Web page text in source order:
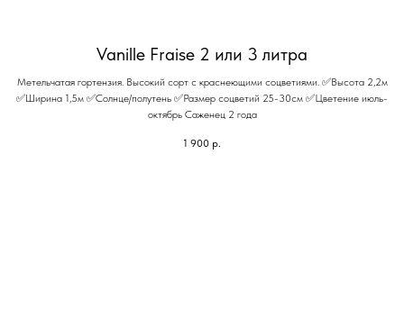
Vanille Fraise 2 или 3 литра
Метельчатая гортензия. Высокий сорт с краснеющими соцветиями. ✅Высота 2,2м
✅Ширина 1,5м ✅Солнце/полутень ✅Размер соцветий 25-30см ✅Цветение июль-
октябрь Саженец 2 года
1 900 р.